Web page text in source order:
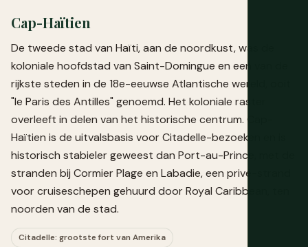
Cap-Haïtien
De tweede stad van Haïti, aan de noordkust, was de
koloniale hoofdstad van Saint-Domingue en een van de
rijkste steden in de 18e-eeuwse Atlantische wereld, ooit
"le Paris des Antilles" genoemd. Het koloniale raster
overleeft in delen van het historische centrum. Cap-
Haïtien is de uitvalsbasis voor Citadelle-bezoeken en is
historisch stabieler geweest dan Port-au-Prince, met de
stranden bij Cormier Plage en Labadie, een privé-strand
voor cruiseschepen gehuurd door Royal Caribbean, ten
noorden van de stad.
Citadelle: grootste fort van Amerika